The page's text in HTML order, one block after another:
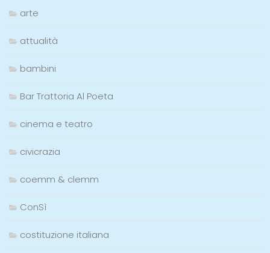
arte
attualità
bambini
Bar Trattoria Al Poeta
cinema e teatro
civicrazia
coemm & clemm
ConSì
costituzione italiana